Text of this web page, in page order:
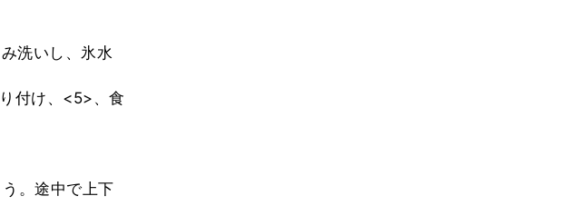
洗いし、氷水
付け、<5>、食
。途中で上下